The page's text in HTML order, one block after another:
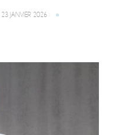
23 JANVIER 2026